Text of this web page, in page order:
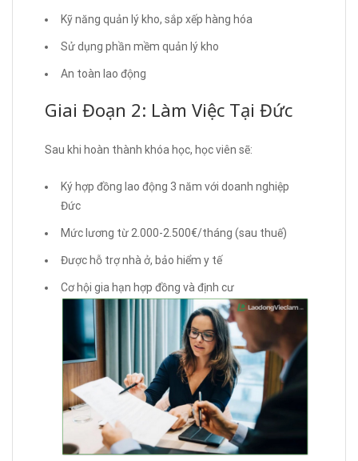
Kỹ năng quản lý kho, sắp xếp hàng hóa
Sử dụng phần mềm quản lý kho
An toàn lao động
Giai Đoạn 2: Làm Việc Tại Đức
Sau khi hoàn thành khóa học, học viên sẽ:
Ký hợp đồng lao động 3 năm với doanh nghiệp
Đức
Mức lương từ 2.000-2.500€/tháng (sau thuế)
Được hỗ trợ nhà ở, bảo hiểm y tế
Cơ hội gia hạn hợp đồng và định cư